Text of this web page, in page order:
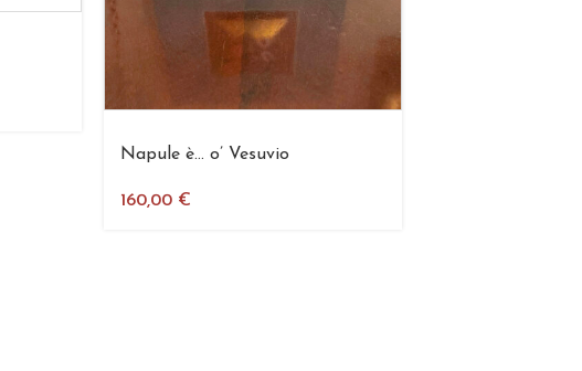
Napule è… o’ Vesuvio
160,00 €